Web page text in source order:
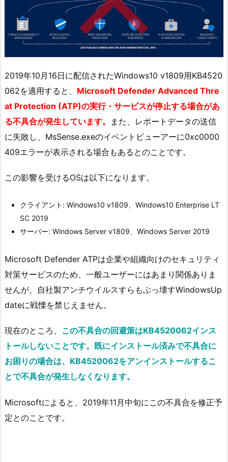
2019年10月16日に配信されたWindows10 v1809用KB4520
062を適用すると、 Microsoft Defender Advanced Thre
at Protection (ATP)の実行・サービスが停止する場合があ
る不具合が発生しています。
また、レポートデータの送信
に失敗し、MsSense.exeのイベントビューアーに0xc0000
409エラーが表示される場合もあるとのことです。
この影響を受けるOSは以下になります。
クライアント: Windows10 v1809、Windows10 Enterprise LT
SC 2019
サーバー: Windows Server v1809、Windows Server 2019
Microsoft Defender ATPは企業や組織向けのセキュリティ
対策サービスのため、一般ユーザーにはあまり関係ありま
せんが、自社製アンチウイルスすらもぶっ壊すWindowsUp
dateに戦慄を禁じえません。
現在のところ、 この不具合の回避策はKB4520062インス
トールしないことです。既にインストール済みで不具合に
お困りの場合は、KB4520062をアンインストールするこ
とで不具合が発生しなくなります。
Microsoftによると、2019年11月中旬にこの不具合を修正予
定とのことです。